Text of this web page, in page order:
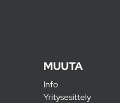
MUUTA
Info
Yritysesittely